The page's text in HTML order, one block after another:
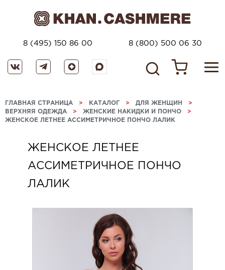
8 (495) 150 86 00 8 (800) 500 06 30
ГЛАВНАЯ СТРАНИЦА > КАТАЛОГ > ДЛЯ ЖЕНЩИН >
ВЕРХНЯЯ ОДЕЖДА > ЖЕНСКИЕ НАКИДКИ И ПОНЧО >
ЖЕНСКОЕ ЛЕТНЕЕ АССИМЕТРИЧНОЕ ПОНЧО ЛАЛИК
ЖЕНСКОЕ ЛЕТНЕЕ
АССИМЕТРИЧНОЕ ПОНЧО
ЛАЛИК